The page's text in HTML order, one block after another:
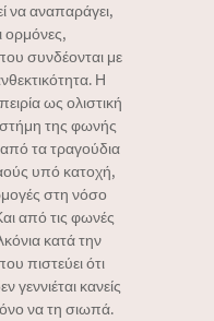
να αναπαράγει,
ορμόνες,
συνδέονται με
Η
ως ολιστική
της φωνής
τα τραγούδια
υπό κατοχή,
στη νόσο
από τις φωνές
κατά την
πιστεύει ότι
γεννιέται κανείς
να τη σιωπά.